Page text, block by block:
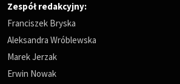
Zespół redakcyjny:
Franciszek Bryska
Aleksandra Wróblewska
Marek Jerzak
Erwin Nowak